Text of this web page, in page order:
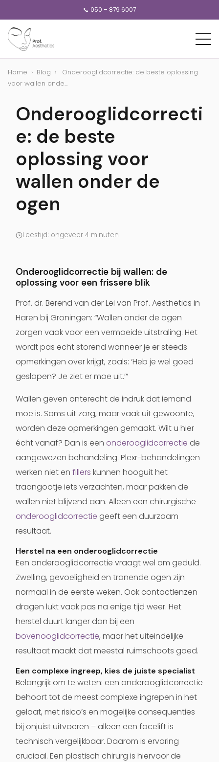
📞 050 – 879 6007
Home › Blog ›
Onderooglidcorrectie: de beste oplossing
voor wallen onde...
Onderooglidcorrecti
e: de beste
oplossing voor
wallen onder de
ogen
Leestijd: ongeveer 4 minuten
Onderooglidcorrectie bij wallen: de
oplossing voor een frissere blik
Prof. dr. Berend van der Lei van Prof. Aesthetics in
Haren bij Groningen: “Wallen onder de ogen
zorgen vaak voor een vermoeide uitstraling. Het
wordt pas echt storend wanneer je er steeds
opmerkingen over krijgt, zoals: ‘Heb je wel goed
geslapen? Je ziet er moe uit.’”
Wallen geven onterecht de indruk dat iemand
moe is. Soms uit zorg, maar vaak uit gewoonte,
worden deze opmerkingen gemaakt. Wilt u hier
écht vanaf? Dan is een onderooglidcorrectie de
aangewezen behandeling. Plexr-behandelingen
werken niet en fillers kunnen hooguit het
traangootje iets verzachten, maar pakken de
wallen niet blijvend aan. Alleen een chirurgische
onderooglidcorrectie geeft een duurzaam
resultaat.
Herstel na een onderooglidcorrectie
Een onderooglidcorrectie vraagt wel om geduld.
Zwelling, gevoeligheid en tranende ogen zijn
normaal in de eerste weken. Ook contactlenzen
dragen lukt vaak pas na enige tijd weer. Het
herstel duurt langer dan bij een
bovenooglidcorrectie, maar het uiteindelijke
resultaat maakt dat meestal ruimschoots goed.
Een complexe ingreep, kies de juiste specialist
Belangrijk om te weten: een onderooglidcorrectie
behoort tot de meest complexe ingrepen in het
gelaat, met risico’s en mogelijke consequenties
bij onjuist uitvoeren – alleen een facelift is
technisch vergelijkbaar. Daarom is ervaring
cruciaal. Een plastisch chirurg is hiervoor de